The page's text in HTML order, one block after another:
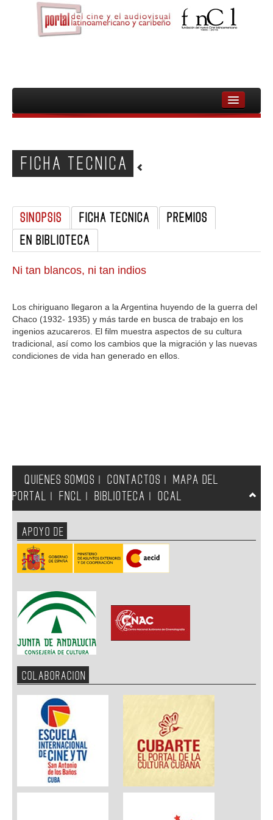
INICIO
PELICULAS
DOCUMENTALES
MUJERES
AUDIOVISUAL INDIGENA Y COMUNITARIO
FICHA TECNICA
SINOPSIS FICHA TECNICA
PREMIOS
EN BIBLIOTECA
Ni tan blancos, ni tan indios
Los chiriguano llegaron a la Argentina huyendo de la guerra del
Chaco (1932- 1935) y más tarde en busca de trabajo en los
ingenios azucareros. El film muestra aspectos de su cultura
tradicional, así como los cambios que la migración y las nuevas
condiciones de vida han generado en ellos.
QUIENES SOMOS CONTACTOS
MAPA DEL
PORTAL
FNCL BIBLIOTECA OCAL
APOYO DE
COLABORACION